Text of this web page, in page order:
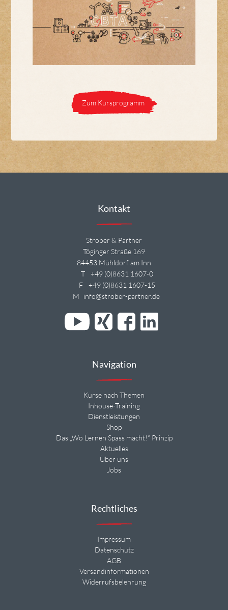
Zum Kursprogramm
Kontakt
Strober & Partner
Töginger Straße 169
84453 Mühldorf am Inn
T
+49 (0)8631 1607-0
F
+49 (0)8631 1607-15
M info@strober-partner.de
Navigation
Kurse nach Themen
Inhouse-Training
Dienstleistungen
Shop
Das „Wo Lernen Spass macht!“ Prinzip
Aktuelles
Über uns
Jobs
Rechtliches
Impressum
Datenschutz
AGB
Versandinformationen
Widerrufsbelehrung